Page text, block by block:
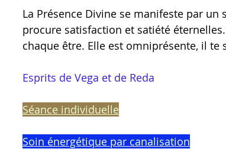
La Présence Divine se manifeste par
procure satisfaction et satiété
chaque être. Elle est omniprésente, il
Esprits de Vega et de Reda
Séance individuelle
Soin énergétique par canalisation